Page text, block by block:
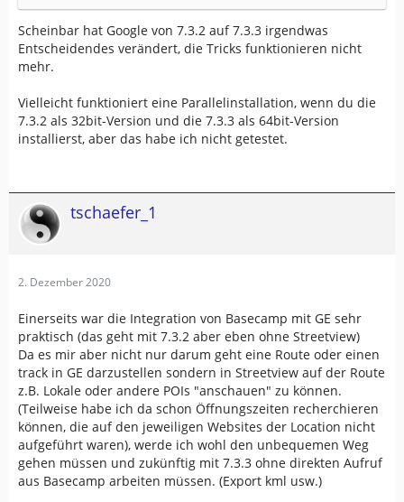
Scheinbar hat Google von 7.3.2 auf 7.3.3 irgendwas
Entscheidendes verändert, die Tricks funktionieren nicht
mehr.
Vielleicht funktioniert eine Parallelinstallation, wenn du die
7.3.2 als 32bit-Version und die 7.3.3 als 64bit-Version
installierst, aber das habe ich nicht getestet.
tschaefer_1
2. Dezember 2020
Einerseits war die Integration von Basecamp mit GE sehr
praktisch (das geht mit 7.3.2 aber eben ohne Streetview)
Da es mir aber nicht nur darum geht eine Route oder einen
track in GE darzustellen sondern in Streetview auf der Route
z.B. Lokale oder andere POIs "anschauen" zu können.
(Teilweise habe ich da schon Öffnungszeiten recherchieren
können, die auf den jeweiligen Websites der Location nicht
aufgeführt waren), werde ich wohl den unbequemen Weg
gehen müssen und zukünftig mit 7.3.3 ohne direkten Aufruf
aus Basecamp arbeiten müssen. (Export kml usw.)